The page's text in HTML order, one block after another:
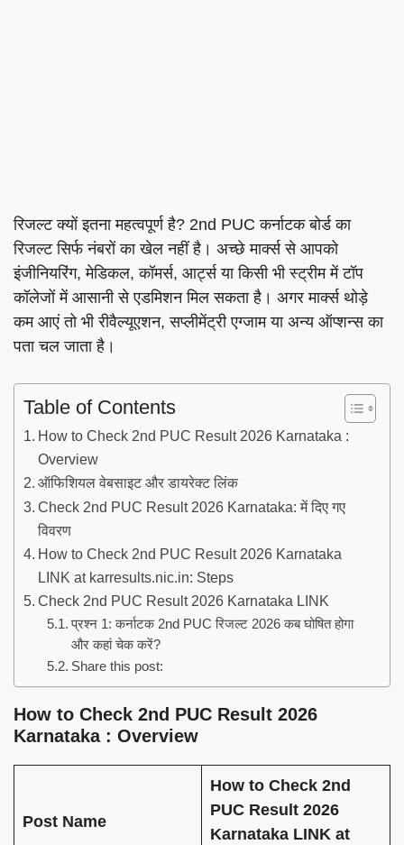
रिजल्ट क्यों इतना महत्वपूर्ण है? 2nd PUC कर्नाटक बोर्ड का
रिजल्ट सिर्फ नंबरों का खेल नहीं है। अच्छे मार्क्स से आपको
इंजीनियरिंग, मेडिकल, कॉमर्स, आर्ट्स या किसी भी स्ट्रीम में टॉप
कॉलेजों में आसानी से एडमिशन मिल सकता है। अगर मार्क्स थोड़े
कम आएं तो भी रीवैल्यूएशन, सप्लीमेंट्री एग्जाम या अन्य ऑप्शन्स का
पता चल जाता है।
Table of Contents
How to Check 2nd PUC Result 2026 Karnataka :
Overview
ऑफिशियल वेबसाइट और डायरेक्ट लिंक
Check 2nd PUC Result 2026 Karnataka: में दिए गए
विवरण
How to Check 2nd PUC Result 2026 Karnataka
LINK at karresults.nic.in: Steps
Check 2nd PUC Result 2026 Karnataka LINK
प्रश्न 1: कर्नाटक 2nd PUC रिजल्ट 2026 कब घोषित होगा
और कहां चेक करें?
Share this post:
How to Check 2nd PUC Result 2026
Karnataka : Overview
Post Name
How to Check 2nd
PUC Result 2026
Karnataka LINK at